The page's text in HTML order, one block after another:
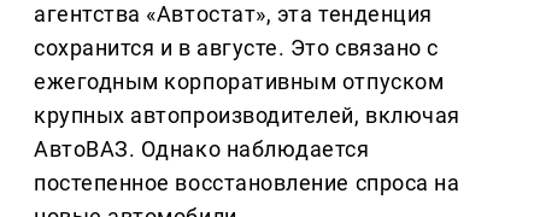
агентства «Автостат», эта тенденция
сохранится и в августе. Это связано с
ежегодным корпоративным отпуском
крупных автопроизводителей, включая
АвтоВАЗ. Однако наблюдается
постепенное восстановление спроса на